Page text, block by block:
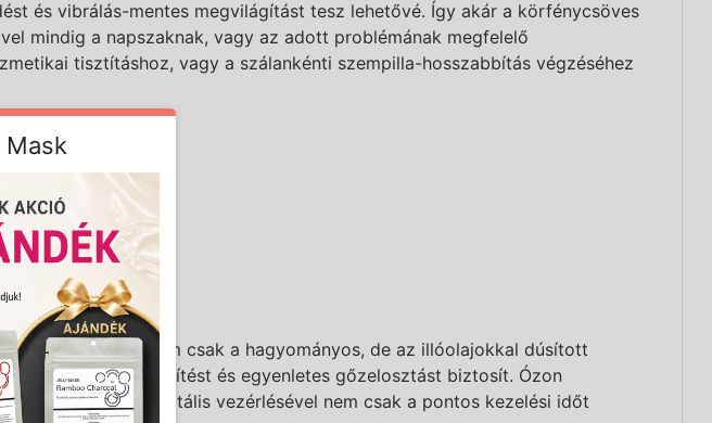
és vibrálás-mentes megvilágítást tesz lehetővé. Így akár a körfénycsöves
mindig a napszaknak, vagy az adott problémának megfelelő
tisztításhoz, vagy a szálankénti szempilla-hosszabbítás végzéséhez
mellyel nem csak a hagyományos, de az illóolajokkal dúsított
gyors vízfelmelegítést és egyenletes gőzelosztást biztosít. Ózon
bőrét. Digitális vezérlésével nem csak a pontos kezelési időt
Mask